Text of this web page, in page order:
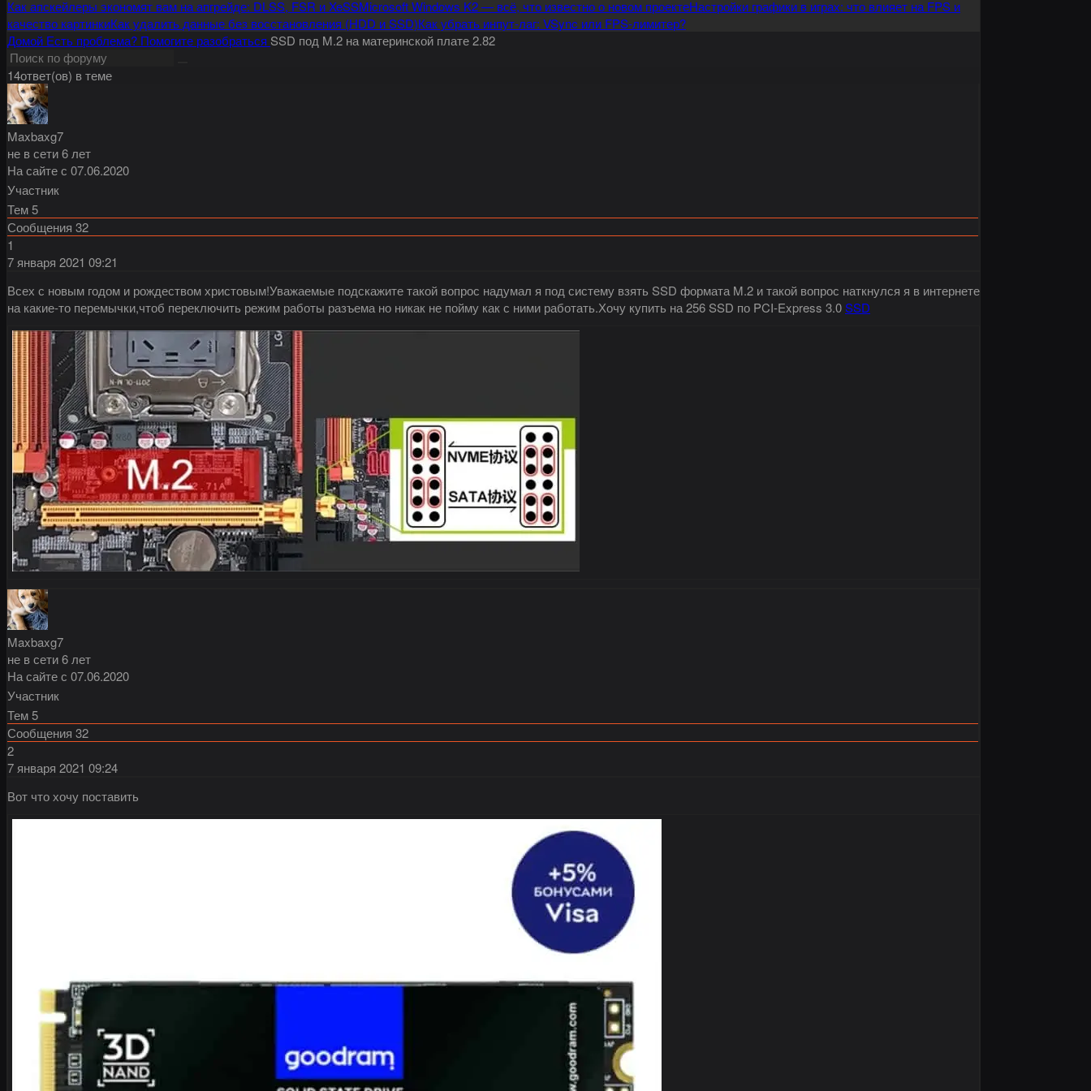
Как апскейлеры экономят вам на апгрейде: DLSS, FSR и XeSSMicrosoft Windows K2 — всё, что известно о новом проектеНастройки графики в играх: что влияет на FPS и
качество картинкиКак удалить данные без восстановления (HDD и SSD)Как убрать инпут-лаг: VSync или FPS-лимитер?
Домой Есть проблема? Помогите разобраться SSD под M.2 на материнской плате 2.82
14ответ(ов) в теме
Maxbaxg7
не в сети 6 лет
На сайте с 07.06.2020
Участник
Тем5
Сообщения 32
1
7 января 2021 09:21
Всех с новым годом и рождеством христовым!Уважаемые подскажите такой вопрос надумал я под систему взять SSD формата M.2 и такой вопрос наткнулся я в интернете
на какие-то перемычки,чтоб переключить режим работы разъема но никак не пойму как с ними работать.Хочу купить на 256 SSD по PCI-Express 3.0SSD
Maxbaxg7
не в сети 6 лет
На сайте с 07.06.2020
Участник
Тем5
Сообщения 32
2
7 января 2021 09:24
Вот что хочу поставить